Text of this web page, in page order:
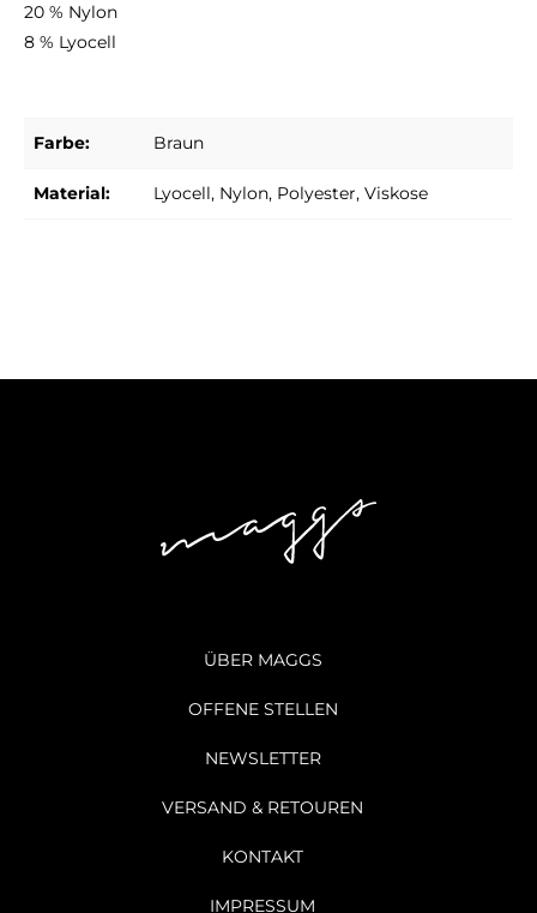
20 % Nylon
8 % Lyocell
Farbe: Braun
Material: Lyocell, Nylon, Polyester, Viskose
ÜBER MAGGS
OFFENE STELLEN
NEWSLETTER
VERSAND & RETOUREN
KONTAKT
IMPRESSUM